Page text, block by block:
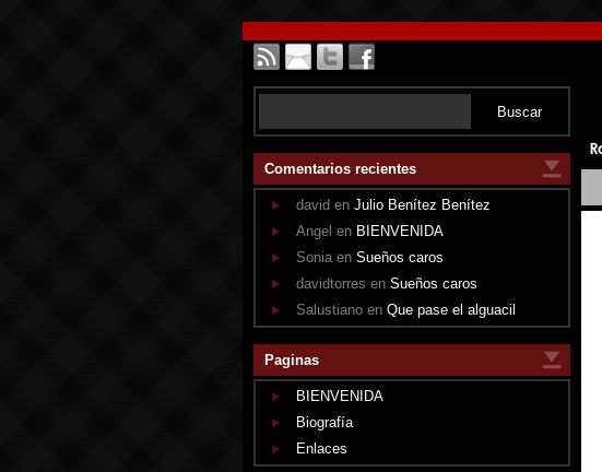
Comentarios recientes
david en Julio Benítez Benítez
Angel en BIENVENIDA
Sonia en Sueños caros
davidtorres en Sueños caros
Salustiano en Que pase el alguacil
Paginas
BIENVENIDA
Biografía
Enlaces